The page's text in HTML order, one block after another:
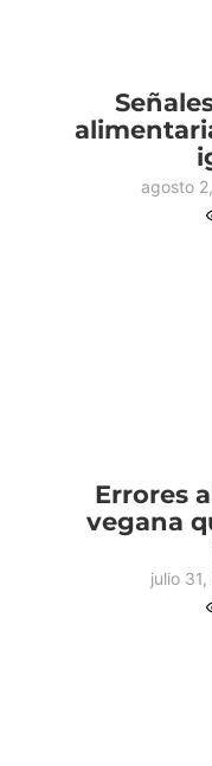
agosto
Errores
vegana
julio